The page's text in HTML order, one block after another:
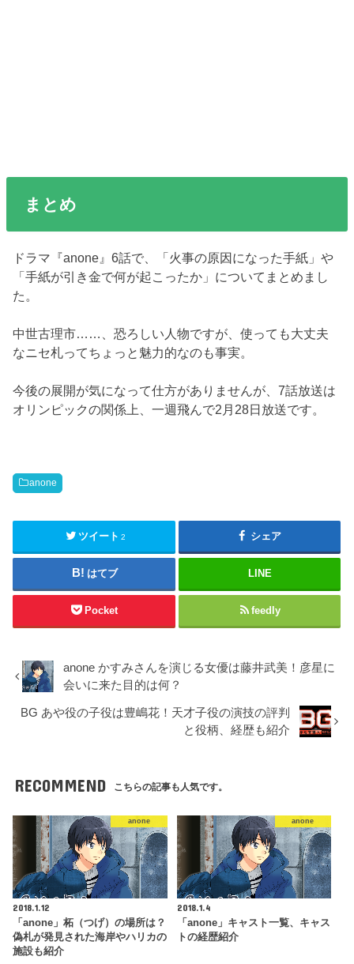
まとめ
ドラマ『anone』6話で、「火事の原因になった手紙」や
「手紙が引き金で何が起こったか」についてまとめまし
た。
中世古理市……、恐ろしい人物ですが、使っても大丈夫
なニセ札ってちょっと魅力的なのも事実。
今後の展開が気になって仕方がありませんが、7話放送は
オリンピックの関係上、一週飛んで2月28日放送です。
anone
ツイート 2 シェア
はてブ LINE
Pocket feedly
anone かすみさんを演じる女優は藤井武美！彦星に
会いに来た目的は何？
BG あや役の子役は豊嶋花！天才子役の演技の評判
と役柄、経歴も紹介
RECOMMEND こちらの記事も人気です。
anone
2018.1.12
「anone」柘（つげ）の場所は？
偽札が発見された海岸やハリカの
施設も紹介
anone
2018.1.4
「anone」キャスト一覧、キャス
トの経歴紹介